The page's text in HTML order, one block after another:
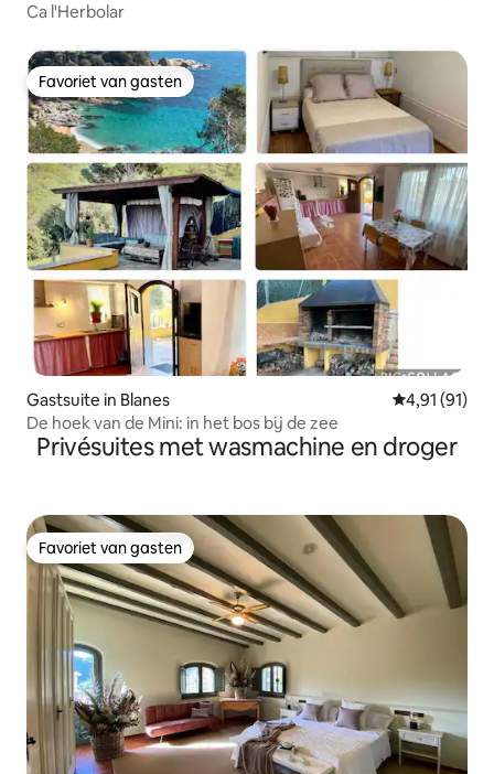
Ca l'Herbolar
Favoriet van gasten
Favoriet van gasten
Gastsuite in Blanes Gemiddelde
4,91 (91)
De hoek van de Mini: in het bos bij de zee
Privésuites met wasmachine en droger
Favoriet van gasten
Favoriet van gasten